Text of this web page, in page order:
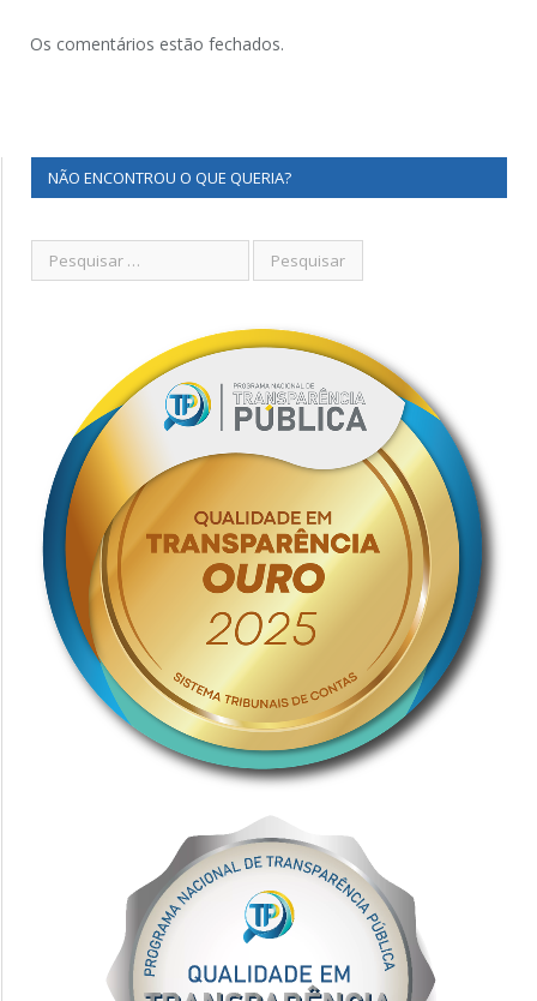
Os comentários estão fechados.
NÃO ENCONTROU O QUE QUERIA?